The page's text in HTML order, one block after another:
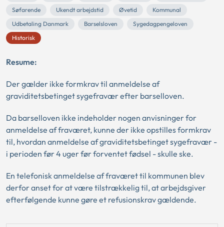
Søfarende
Ukendt arbejdstid Øvetid
Kommunal
Udbetaling Danmark
Barselsloven
Sygedagpengeloven
Historisk
Resume:
Der gælder ikke formkrav til anmeldelse af
graviditetsbetinget sygefravær efter barselloven.
Da barselloven ikke indeholder nogen anvisninger for
anmeldelse af fraværet, kunne der ikke opstilles formkrav
til, hvordan anmeldelse af graviditetsbetinget sygefravær -
i perioden før 4 uger før forventet fødsel - skulle ske.
En telefonisk anmeldelse af fraværet til kommunen blev
derfor anset for at være tilstrækkelig til, at arbejdsgiver
efterfølgende kunne gøre et refusionskrav gældende.